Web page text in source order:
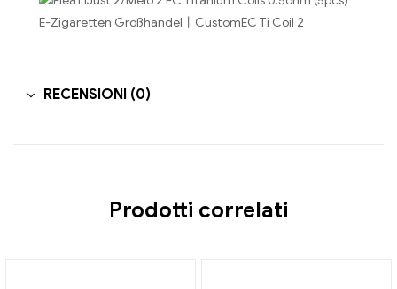
RECENSIONI (0)
Prodotti correlati